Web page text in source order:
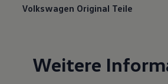
Volkswagen Original Teile
Weitere